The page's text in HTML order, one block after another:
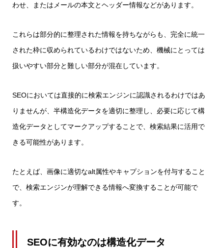
わせ、またはメールの本文とヘッダー情報などがあります。
これらは部分的に整理された情報を持ちながらも、完全に統一
された枠に収められているわけではないため、機械にとっては
扱いやすい部分と難しい部分が混在しています。
SEOにおいては直接的に検索エンジンに認識されるわけではあ
りませんが、半構造化データを適切に整理し、必要に応じて構
造化データとしてマークアップすることで、検索結果に活用で
きる可能性があります。
たとえば、画像に適切なalt属性やキャプションを付与すること
で、検索エンジンが理解できる情報へ変換することが可能で
す。
SEOに有効なのは構造化データ